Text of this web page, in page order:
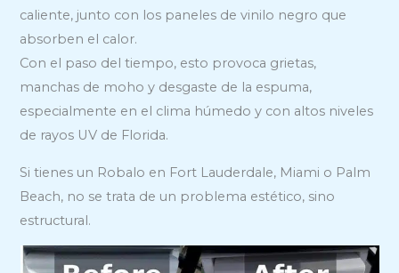
caliente, junto con los paneles de vinilo negro que
absorben el calor.
Con el paso del tiempo, esto provoca grietas,
manchas de moho y desgaste de la espuma,
especialmente en el clima húmedo y con altos niveles
de rayos UV de Florida.
Si tienes un Robalo en Fort Lauderdale, Miami o Palm
Beach, no se trata de un problema estético, sino
estructural.